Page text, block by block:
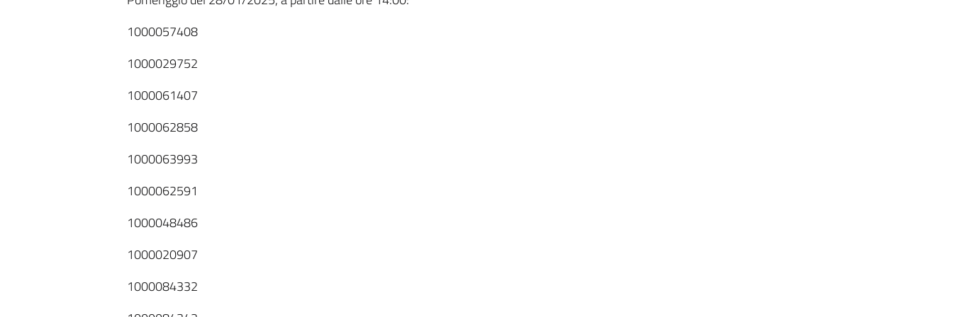
1000057408
1000029752
1000061407
1000062858
1000063993
1000062591
1000048486
1000020907
1000084332